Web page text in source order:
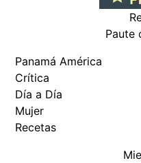
Paute
Panamá América
Crítica
Día a Día
Mujer
Recetas